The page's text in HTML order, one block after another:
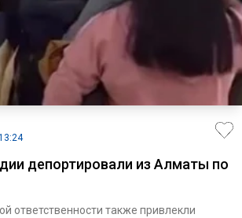
депортировали из Алматы по
ответственности также привлекли